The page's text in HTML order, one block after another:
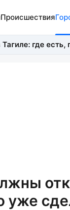
Происшествия
где есть,
уже